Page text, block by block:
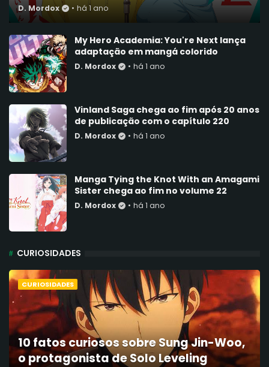
D. Mordox • há 1 ano
My Hero Academia: You're Next lança
adaptação em mangá colorido
D. Mordox • há 1 ano
Vinland Saga chega ao fim após 20 anos
de publicação com o capítulo 220
D. Mordox • há 1 ano
Manga Tying the Knot With an Amagami
Sister chega ao fim no volume 22
D. Mordox • há 1 ano
CURIOSIDADES
CURIOSIDADES
10 fatos curiosos sobre Sung Jin-Woo,
o protagonista de Solo Leveling